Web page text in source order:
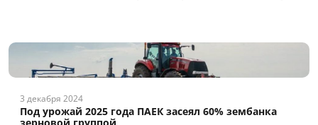
3 декабря 2024
Под урожай 2025 года ПАЕК засеял 60% зембанка